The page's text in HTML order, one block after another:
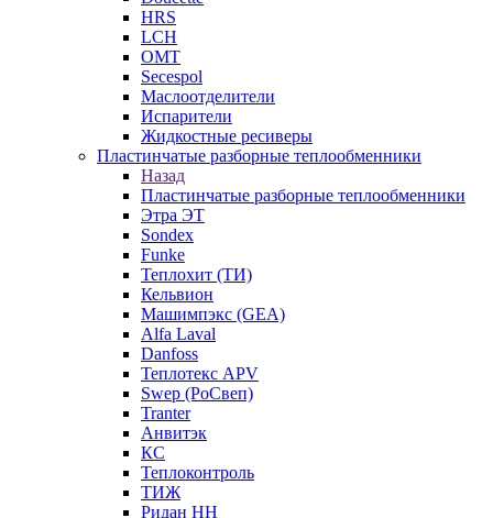
HRS
LCH
OMT
Secespol
Маслоотделители
Испарители
Жидкостные ресиверы
Пластинчатые разборные теплообменники
Назад
Пластинчатые разборные теплообменники
Этра ЭТ
Sondex
Funke
Теплохит (ТИ)
Кельвион
Машимпэкс (GEA)
Alfa Laval
Danfoss
Теплотекс APV
Swep (РоСвеп)
Tranter
Анвитэк
КС
Теплоконтроль
ТИЖ
Ридан НН